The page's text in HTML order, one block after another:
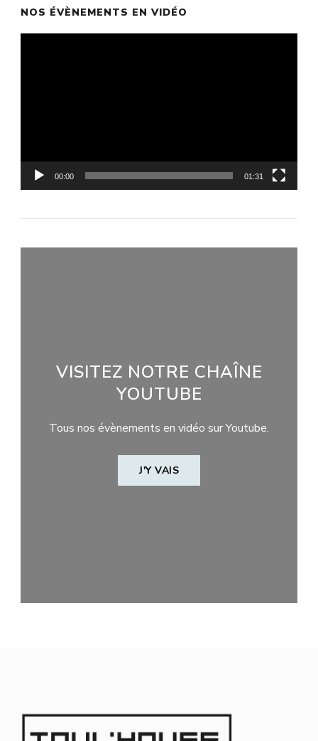
NOS ÉVÈNEMENTS EN VIDÉO
00:00 01:31
VISITEZ NOTRE CHAÎNE
YOUTUBE
Tous nos évènements en vidéo sur Youtube.
J'Y VAIS